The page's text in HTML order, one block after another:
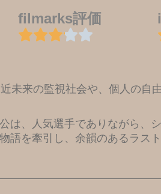
filmarks評価
未来の監視社会や、個人の
は、人気選手でありながら
語を牽引し、余韻のあるラスト